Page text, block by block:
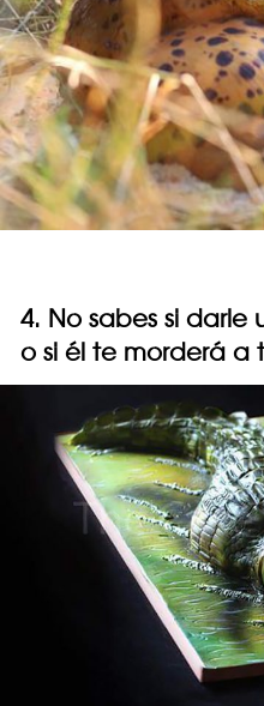
4. No sabes si
o si él te morderá a